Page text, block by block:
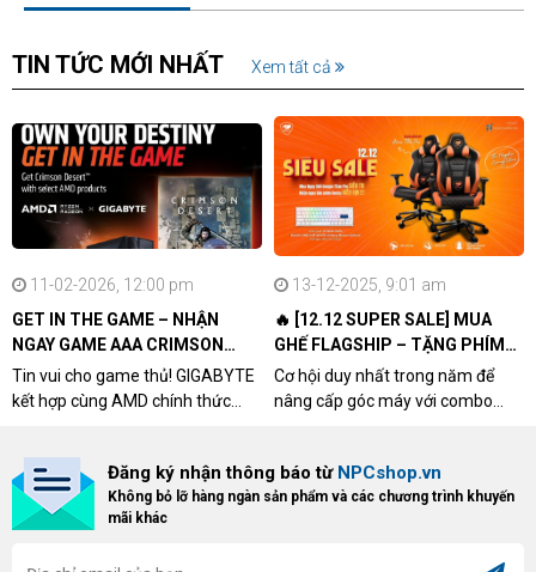
TIN TỨC MỚI NHẤT Xem tất cả
11-02-2026, 12:00 pm
GET IN THE GAME – NHẬN
NGAY GAME AAA CRIMSON
DESERT CÙNG GIGABYTE &
AMD
Tin vui cho game thủ! GIGABYTE
kết hợp cùng AMD chính thức
khách hàng sở hữu VGA Radeon
RX 9070 / RX 9070 XT.
13-12-2025, 9:01 am
🔥 [12.12 SUPER SALE] MUA
GHẾ FLAGSHIP – TẶNG PHÍM
CƠ XỊN
Cơ hội duy nhất trong năm để
nâng cấp góc máy với combo
dòng ghế Gaming cao cấp nhất,
bạn sẽ nhận ngay quà tặng trị giá
Đăng ký nhận thông báo từ NPCshop.vn
Không bỏ lỡ hàng ngàn sản phẩm và các chương trình khuyến
mãi khác